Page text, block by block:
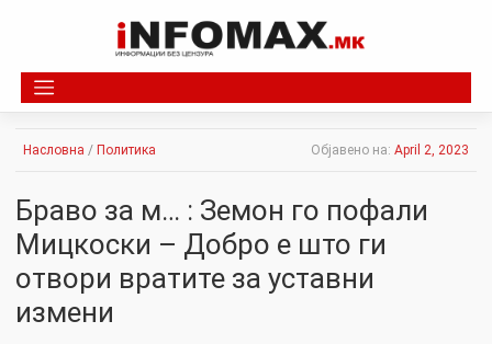
Насловна / Политика Објавено на: April 2, 2023
Браво за м… : Земон го пофали
Мицкоски – Добро е што ги
отвори вратите за уставни
измени